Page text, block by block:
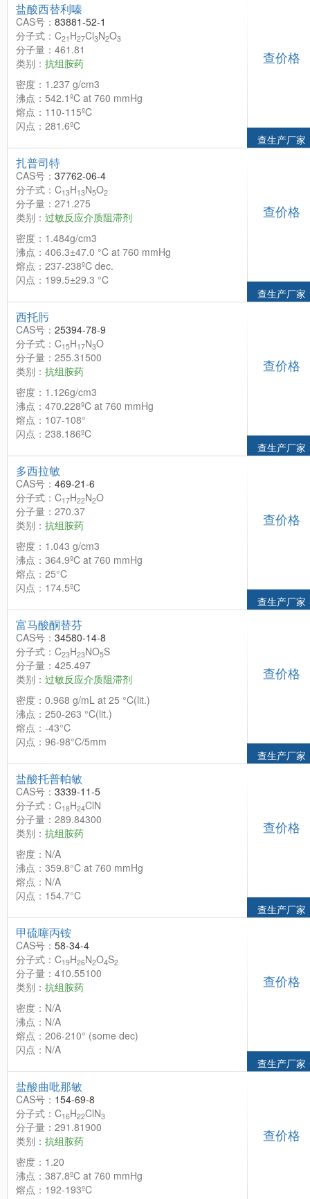
盐酸西替利嗪
CAS号： 83881-52-1
分子式：C21 H27Cl3N2O3
分子量：461.81
类别： 抗组胺药
密度：1.237 g/cm3
沸点：542.1ºC at 760 mmHg
熔点：110-115ºC
闪点：281.6ºC
查价格
查生产厂家
扎普司特
CAS号： 37762-06-4
分子式：C13H13N5O2
分子量：271.275
类别： 过敏反应介质阻滞剂
密度：1.484g/cm3
沸点：406.3±47.0 °C at 760 mmHg
熔点：237-238ºC dec.
闪点：199.5±29.3 °C
查价格
查生产厂家
西托肟
CAS号： 25394-78-9
分子式：C15H17N3O
分子量：255.31500
类别： 抗组胺药
密度：1.126g/cm3
沸点：470.228ºC at 760 mmHg
熔点：107-108°
闪点：238.186ºC
查价格
查生产厂家
多西拉敏
CAS号： 469-21-6
分子式：C17H22N2O
分子量：270.37
类别： 抗组胺药
密度：1.043 g/cm3
沸点：364.9ºC at 760 mmHg
熔点：25°C
闪点：174.5ºC
查价格
查生产厂家
富马酸酮替芬
CAS号： 34580-14-8
分子式：C23H23NO5S
分子量：425.497
类别： 过敏反应介质阻滞剂
密度：0.968 g/mL at 25 °C(lit.)
沸点：250-263 °C(lit.)
熔点：-43°C
闪点：96-98°C/5mm
查价格
查生产厂家
盐酸托普帕敏
CAS号： 3339-11-5
分子式：C18H24ClN
分子量：289.84300
类别： 抗组胺药
密度：N/A
沸点：359.8°C at 760 mmHg
熔点：N/A
闪点：154.7°C
查价格
查生产厂家
甲硫噻丙铵
CAS号： 58-34-4
分子式：C19H26N2O4S2
分子量：410.55100
类别： 抗组胺药
密度：N/A
沸点：N/A
熔点：206-210° (some dec)
闪点：N/A
查价格
查生产厂家
盐酸曲吡那敏
CAS号： 154-69-8
分子式：C16H22ClN3
分子量：291.81900
类别： 抗组胺药
密度：1.20
沸点：387.8ºC at 760 mmHg
熔点：192-193ºC
查价格